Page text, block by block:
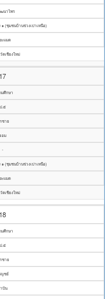
นาไพร
๑ (ชุมชนบ้านข่วงเปาเหนือ)
ะแมด
ดเชียงใหม่
17
มศึกษา
ป.๕
ชาย
อม
-
๑ (ชุมชนบ้านข่วงเปาเหนือ)
ะแมด
ดเชียงใหม่
18
มศึกษา
ป.๕
ชาย
ญชย์
ปัน